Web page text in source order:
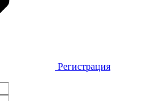
Регистрация